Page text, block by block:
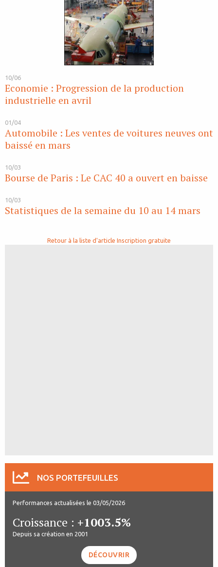
10/06
Economie : Progression de la production
industrielle en avril
01/04
Automobile : Les ventes de voitures neuves ont
baissé en mars
10/03
Bourse de Paris : Le CAC 40 a ouvert en baisse
10/03
Statistiques de la semaine du 10 au 14 mars
Retour à la liste d'article Inscription gratuite
NOS PORTEFEUILLES
Performances actualisées le 03/05/2026
Croissance : +1003.5%
Depuis sa création en 2001
DÉCOUVRIR